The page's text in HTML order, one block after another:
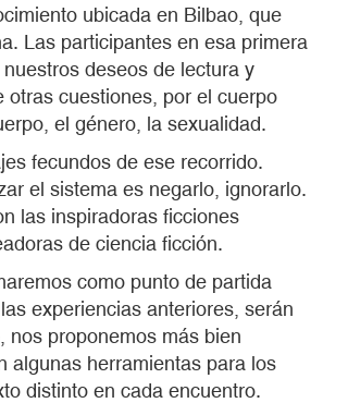
ubicada en Bilbao, que
Las participantes en esa primera
deseos de lectura y
cuestiones, por el cuerpo
el género, la sexualidad.
fecundos de ese recorrido.
el sistema es negarlo, ignorarlo.
las inspiradoras ficciones
de ciencia ficción.
como punto de partida
experiencias anteriores, serán
nos proponemos más bien
algunas herramientas para los
distinto en cada encuentro.